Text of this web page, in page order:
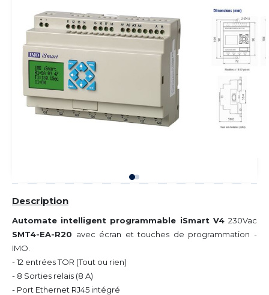
Description
Automate intelligent programmable iSmart V4 230Vac
SMT4-EA-R20 avec écran et touches de programmation -
IMO.
- 12 entrées TOR (Tout ou rien)
- 8 Sorties relais (8 A)
- Port Ethernet RJ45 intégré